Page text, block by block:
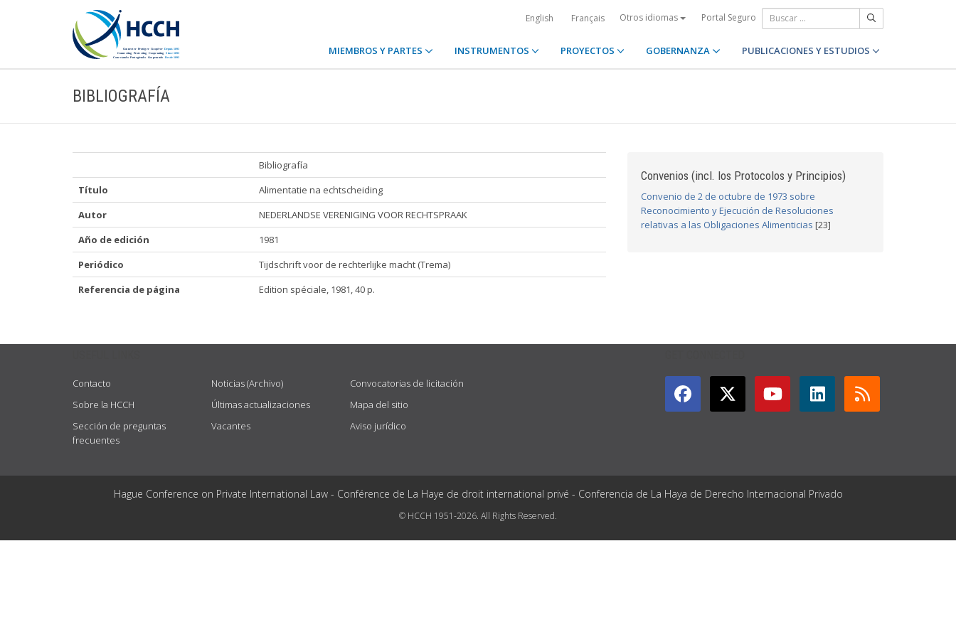
English Français Otros idiomas Portal Seguro
MIEMBROS Y PARTES INSTRUMENTOS PROYECTOS GOBERNANZA PUBLICACIONES Y ESTUDIOS
BIBLIOGRAFÍA
Bibliografía
Título
Alimentatie na echtscheiding
Autor
NEDERLANDSE VERENIGING VOOR RECHTSPRAAK
Año de edición
1981
Periódico
Tijdschrift voor de rechterlijke macht (Trema)
Referencia de página
Edition spéciale, 1981, 40 p.
Convenios (incl. los Protocolos y Principios)
Convenio de 2 de octubre de 1973 sobre
Reconocimiento y Ejecución de Resoluciones
relativas a las Obligaciones Alimenticias [23]
Contacto
Sobre la HCCH
Sección de preguntas
frecuentes
Noticias (Archivo)
Últimas actualizaciones
Vacantes
Convocatorias de licitación
Mapa del sitio
Aviso jurídico
Hague Conference on Private International Law - Conférence de La Haye de droit international privé - Conferencia de La Haya de Derecho Internacional Privado
© HCCH 1951-2026. All Rights Reserved.